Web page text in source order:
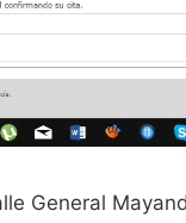
General